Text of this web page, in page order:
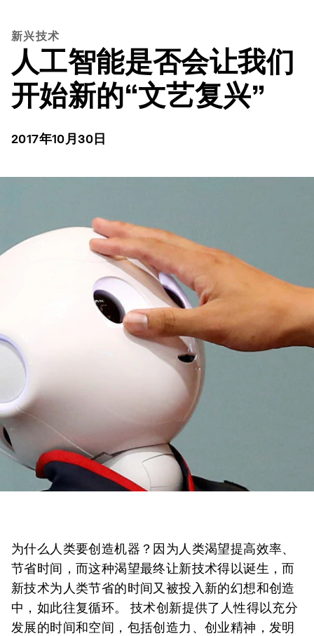
新兴技术
人工智能是否会让我们
开始新的“文艺复兴”
2017年10月30日
为什么人类要创造机器？因为人类渴望提高效率、
节省时间，而这种渴望最终让新技术得以诞生，而
新技术为人类节省的时间又被投入新的幻想和创造
中，如此往复循环。 技术创新提供了人性得以充分
发展的时间和空间，包括创造力、创业精神，发明